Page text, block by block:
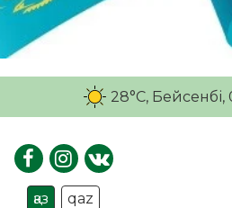
28°C, Бейсенбі,
қаз qaz